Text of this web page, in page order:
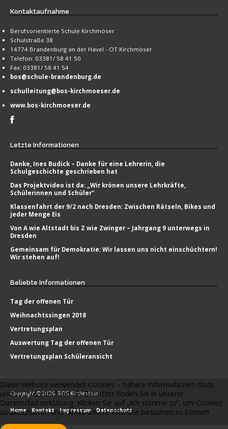
Kontaktaufnahme
Berufsorientierte Schule Kirchmöser
Schulstraße 38
14774 Brandenburg an der Havel - OT Kirchmöser
Telefon: 03381/ 58 41 50
Fax: 03381/ 58 41 54
bos@schule-brandenburg.de
schulleitung@bos-kirchmoeser.de
www.bos-kirchmoeser.de
Letzte Informationen
Danke, Ines Budick – Danke für eine Lehrerin, die
Schulgeschichte geschrieben hat
Das Projektvideo ist da: „Wir krönen unsere Lehrkräfte,
Schülerinnen und Schüler“
Klassenfahrt der 9/2 nach Dresden: Zwischen Rätseln, Bikes und
jeder Menge Eis
Von A wie Altstadt bis Z wie Zwinger – Jahrgang 9 unterwegs in
Dresden
Gemeinsam für Demokratie: Wir lassen uns nicht einschüchtern!
Wir stehen auf!
Beliebte Informationen
Tag der offenen Tür
Weihnachtssingen 2018
Vertretungsplan
Auswertung Tag der offenen Tür
Vertretungsplan Schüleransicht
Copyright © 2026. BOS Kirchmöser.
Home Kontakt Impressum Datenschutz
Diese Website verwendet Cookies – nähere Informationen dazu
und zu Ihren Rechten als Benutzer finden Sie in unserer
Datenschutzerklärung. Klicken Sie auf „Ich stimme zu“, um Cookies
zu akzeptieren und direkt unsere Website besuchen zu können